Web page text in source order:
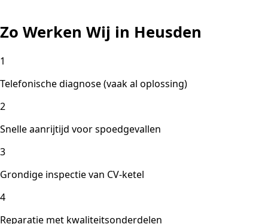
Zo Werken Wij in Heusden
1
Telefonische diagnose (vaak al oplossing)
2
Snelle aanrijtijd voor spoedgevallen
3
Grondige inspectie van CV-ketel
4
Reparatie met kwaliteitsonderdelen